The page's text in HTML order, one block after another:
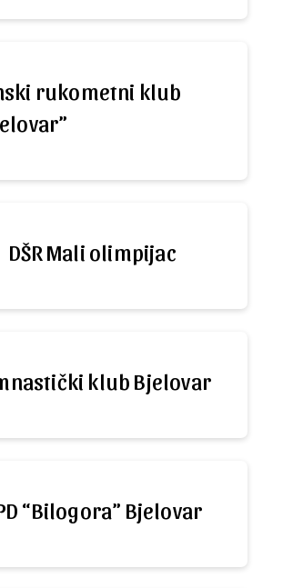
rukometni klub
DŠR Mali olimpijac
klub Bjelovar
“Bilogora” Bjelovar